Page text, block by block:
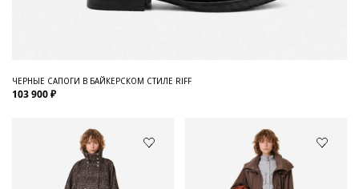
ЧЕРНЫЕ САПОГИ В БАЙКЕРСКОМ СТИЛЕ RIFF
103 900 ₽